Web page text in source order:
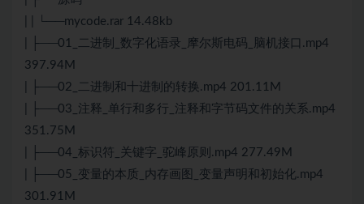
| | └──mycode.rar 14.48kb
| ├──01_二进制_数字化语录_摩尔斯电码_脑机接口.mp4
397.94M
| ├──02_二进制和十进制的转换.mp4 201.11M
| ├──03_注释_单行和多行_注释和字节码文件的关系.mp4
351.75M
| ├──04_标识符_关键字_驼峰原则.mp4 277.49M
| ├──05_变量的本质_内存画图_变量声明和初始化.mp4
301.91M